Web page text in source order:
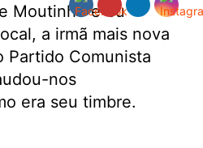
Moutinho e eu
a irmã mais nova
Partido Comunista
nos
era seu timbre.